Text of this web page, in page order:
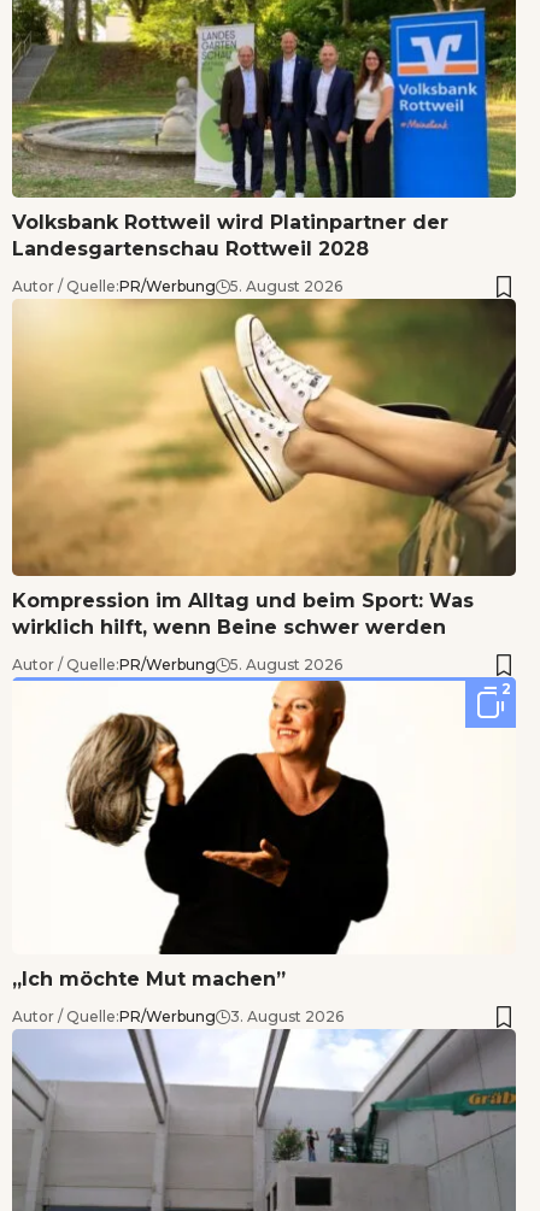
Volksbank Rottweil wird Platinpartner der
Landesgartenschau Rottweil 2028
Autor / Quelle:PR/Werbung 5. August 2026
Kompression im Alltag und beim Sport: Was
wirklich hilft, wenn Beine schwer werden
Autor / Quelle:PR/Werbung
5. August 2026
2
„Ich möchte Mut machen”
Autor / Quelle:PR/Werbung 3. August 2026